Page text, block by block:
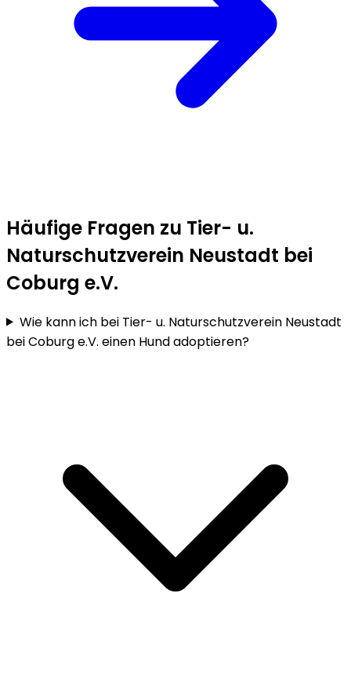
Häufige Fragen zu Tier- u.
Naturschutzverein Neustadt bei
Coburg e.V.
Wie kann ich bei Tier- u. Naturschutzverein Neustadt
bei Coburg e.V. einen Hund adoptieren?